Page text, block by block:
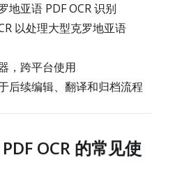
地亚语 PDF OCR 识别
以处理大型克罗地亚语
，跨平台使用
后续编辑、翻译和归档流程
OCR 的常见使